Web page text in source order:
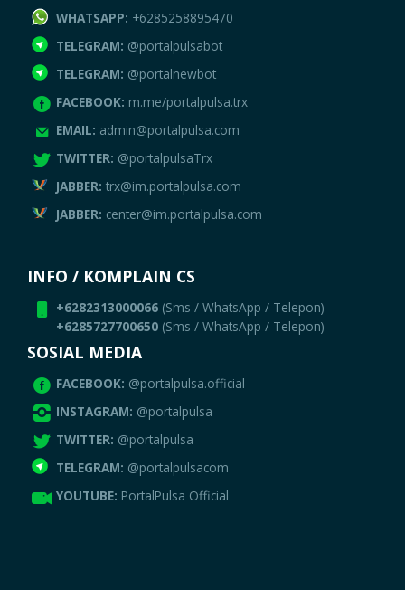
WHATSAPP: +6285258895470
TELEGRAM: @portalpulsabot
TELEGRAM: @portalnewbot
FACEBOOK: m.me/portalpulsa.trx
EMAIL: admin@portalpulsa.com
TWITTER: @portalpulsaTrx
JABBER:trx@im.portalpulsa.com
JABBER: center@im.portalpulsa.com
INFO / KOMPLAIN CS
+6282313000066 (Sms / WhatsApp / Telepon)
+6285727700650 (Sms / WhatsApp / Telepon)
SOSIAL MEDIA
FACEBOOK: @portalpulsa.official
INSTAGRAM: @portalpulsa
TWITTER: @portalpulsa
TELEGRAM: @portalpulsacom
YOUTUBE: PortalPulsa Official